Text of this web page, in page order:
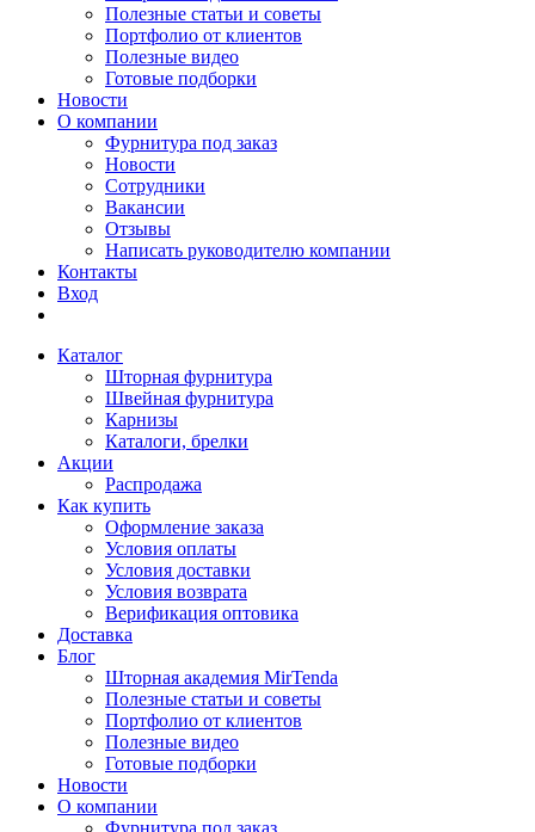
Полезные статьи и советы
Портфолио от клиентов
Полезные видео
Готовые подборки
Новости
О компании
Фурнитура под заказ
Новости
Сотрудники
Вакансии
Отзывы
Написать руководителю компании
Контакты
Вход
Каталог
Шторная фурнитура
Швейная фурнитура
Карнизы
Каталоги, брелки
Акции
Распродажа
Как купить
Оформление заказа
Условия оплаты
Условия доставки
Условия возврата
Верификация оптовика
Доставка
Блог
Шторная академия MirTenda
Полезные статьи и советы
Портфолио от клиентов
Полезные видео
Готовые подборки
Новости
О компании
Фурнитура под заказ